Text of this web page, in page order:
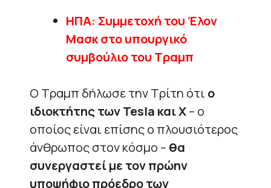
ΗΠΑ: Συμμετοχή του Έλον
Μασκ στο υπουργικό
συμβούλιο του Τραμπ
Ο Τραμπ δήλωσε την Τρίτη ότι ο
ιδιοκτήτης των Tesla και X– ο
οποίος είναι επίσης ο πλουσιότερος
άνθρωπος στον κόσμο – θα
συνεργαστεί με τον πρώην
υποψήφιο πρόεδρο των